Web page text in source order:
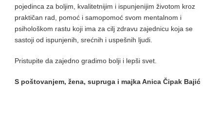
pojedinca za boljim, kvalitetnijim i ispunjenijim životom kroz
praktičan rad, pomoć i samopomoć svom mentalnom i
psihološkom rastu koji ima za cilj zdravu zajednicu koja se
sastoji od ispunjenih, srećnih i uspešnih ljudi.
Pristupite da zajedno gradimo bolji i lepši svet.
S poštovanjem, žena, supruga i majka Anica Čipak Bajić